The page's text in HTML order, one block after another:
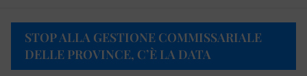
STOP ALLA GESTIONE COMMISSARIALE
DELLE PROVINCE, C’È LA DATA